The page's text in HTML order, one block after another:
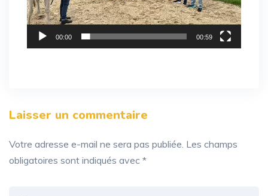
00:00 00:59
Laisser un commentaire
Votre adresse e-mail ne sera pas publiée. Les champs
obligatoires sont indiqués avec *